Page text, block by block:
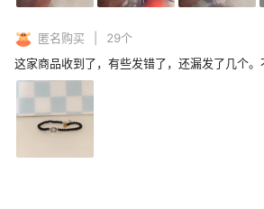
匿名购买 29个
这家商品收到了，有些发错了，还漏发了几个